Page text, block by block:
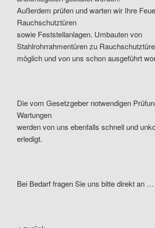
Außerdem prüfen und warten wir Ihre
Rauchschutztüren
sowie Feststellanlagen. Umbauten von
Stahlrohrrahmentüren zu
möglich und von uns schon ausgeführt
Die vom Gesetzgeber notwendigen
Wartungen
werden von uns ebenfalls schnell und
erledigt.
Bei Bedarf fragen Sie uns bitte direkt an …